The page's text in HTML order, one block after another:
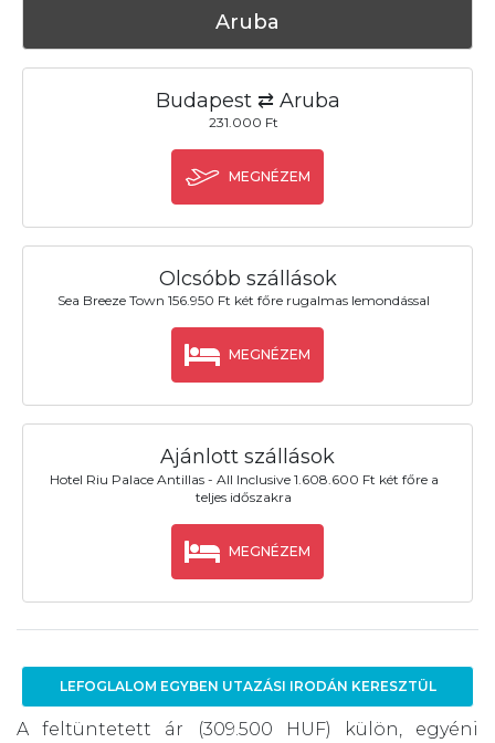
Aruba
Budapest ⇄ Aruba
231.000 Ft
MEGNÉZEM
Olcsóbb szállások
Sea Breeze Town 156.950 Ft két főre rugalmas lemondással
MEGNÉZEM
Ajánlott szállások
Hotel Riu Palace Antillas - All Inclusive 1.608.600 Ft két főre a
teljes időszakra
MEGNÉZEM
LEFOGLALOM EGYBEN UTAZÁSI IRODÁN KERESZTÜL
A feltüntetett ár (309.500 HUF) külön, egyéni